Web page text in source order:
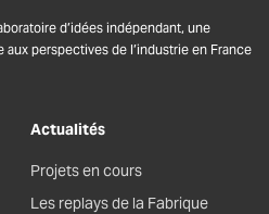
d’idées indépendant, une
perspectives de l’industrie en France
Actualités
Projets en cours
Les replays de la Fabrique